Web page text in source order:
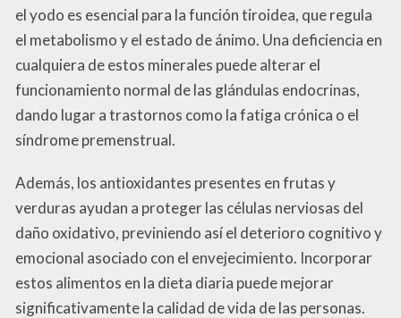
el yodo es esencial para la función tiroidea, que regula
el metabolismo y el estado de ánimo. Una deficiencia en
cualquiera de estos minerales puede alterar el
funcionamiento normal de las glándulas endocrinas,
dando lugar a trastornos como la fatiga crónica o el
síndrome premenstrual.
Además, los antioxidantes presentes en frutas y
verduras ayudan a proteger las células nerviosas del
daño oxidativo, previniendo así el deterioro cognitivo y
emocional asociado con el envejecimiento. Incorporar
estos alimentos en la dieta diaria puede mejorar
significativamente la calidad de vida de las personas.